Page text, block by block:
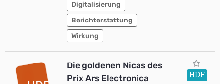
Digitalisierung
Berichterstattung
Wirkung
Die goldenen Nicas des
Prix Ars Electronica
HDF